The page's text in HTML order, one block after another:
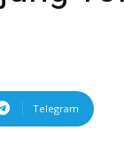
Telegram